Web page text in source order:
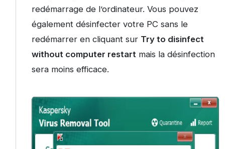
redémarrage de l’ordinateur. Vous pouvez
également désinfecter votre PC sans le
redémarrer en cliquant sur Try to disinfect
without computer restartmais la désinfection
sera moins efficace.